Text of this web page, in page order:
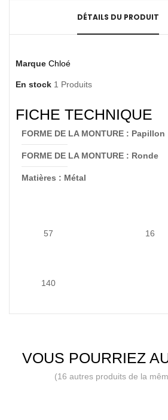
DÉTAILS DU PRODUIT
Marque Chloé
En stock 1 Produits
FICHE TECHNIQUE
FORME DE LA MONTURE : Papillon
FORME DE LA MONTURE : Ronde
Matières : Métal
57 16
140
VOUS POURRIEZ
(16 autres produits de la